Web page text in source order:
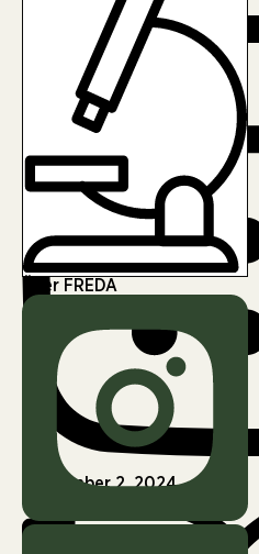
Über FREDA
September 2, 2024